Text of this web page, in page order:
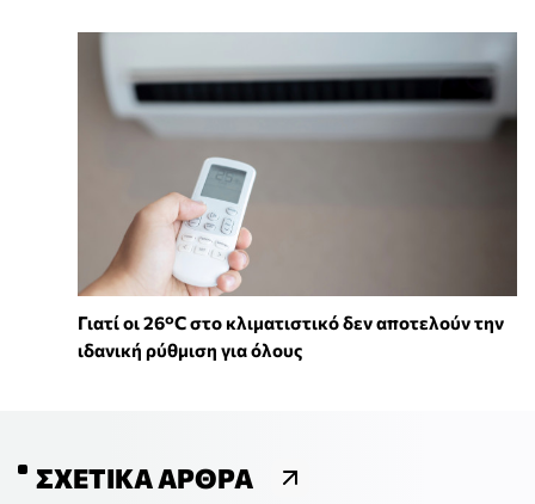
Γιατί οι 26°C στο κλιματιστικό δεν αποτελούν την
ιδανική ρύθμιση για όλους
ΣΧΕΤΙΚΆ ΆΡΘΡΑ